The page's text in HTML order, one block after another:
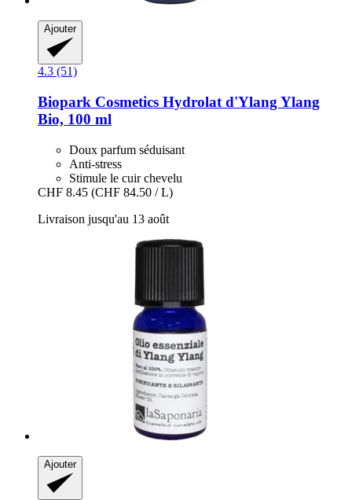
Ajouter
4.3 (51)
Biopark Cosmetics Hydrolat d'Ylang Ylang
Bio, 100 ml
Doux parfum séduisant
Anti-stress
Stimule le cuir chevelu
CHF 8.45 (CHF 84.50 / L)
Livraison jusqu'au 13 août
Ajouter